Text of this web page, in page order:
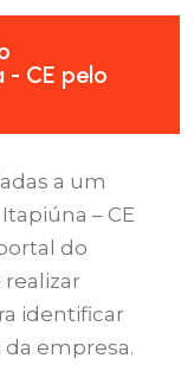
CE pelo
a um
– CE
do
realizar
identificar
empresa.